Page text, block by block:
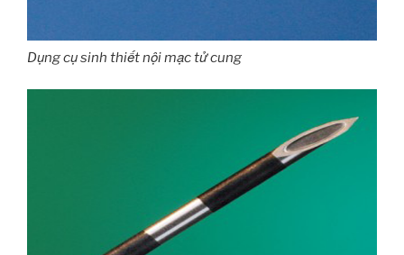
Dụng cụ sinh thiết nội mạc tử cung